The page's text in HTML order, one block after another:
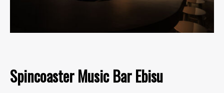
Spincoaster Music Bar Ebisu